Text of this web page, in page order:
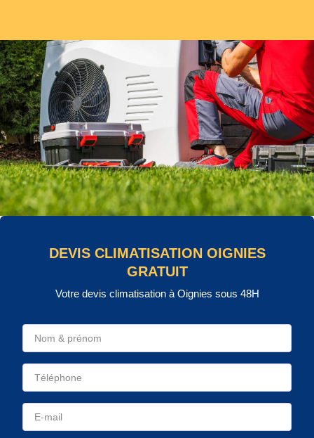
DEVIS CLIMATISATION OIGNIES
GRATUIT
Votre devis climatisation à Oignies sous 48H